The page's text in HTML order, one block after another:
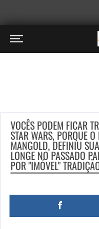
VOCÊS PODEM FICAR
STAR WARS, PORQUE
MANGOLD, DEFINIU
LONGE NO PASSADO
POR "IMÓVEL"